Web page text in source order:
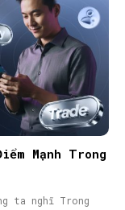
Mạnh Trong
Trong